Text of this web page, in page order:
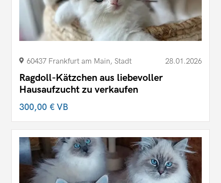
60437 Frankfurt am Main, Stadt 28.01.2026
Ragdoll-Kätzchen aus liebevoller
Hausaufzucht zu verkaufen
300,00 €VB